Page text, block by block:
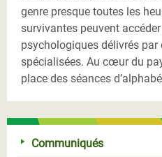
genre presque toutes les
survivantes peuvent
psychologiques délivrés
spécialisées. Au cœur du
place des séances
Communiqués